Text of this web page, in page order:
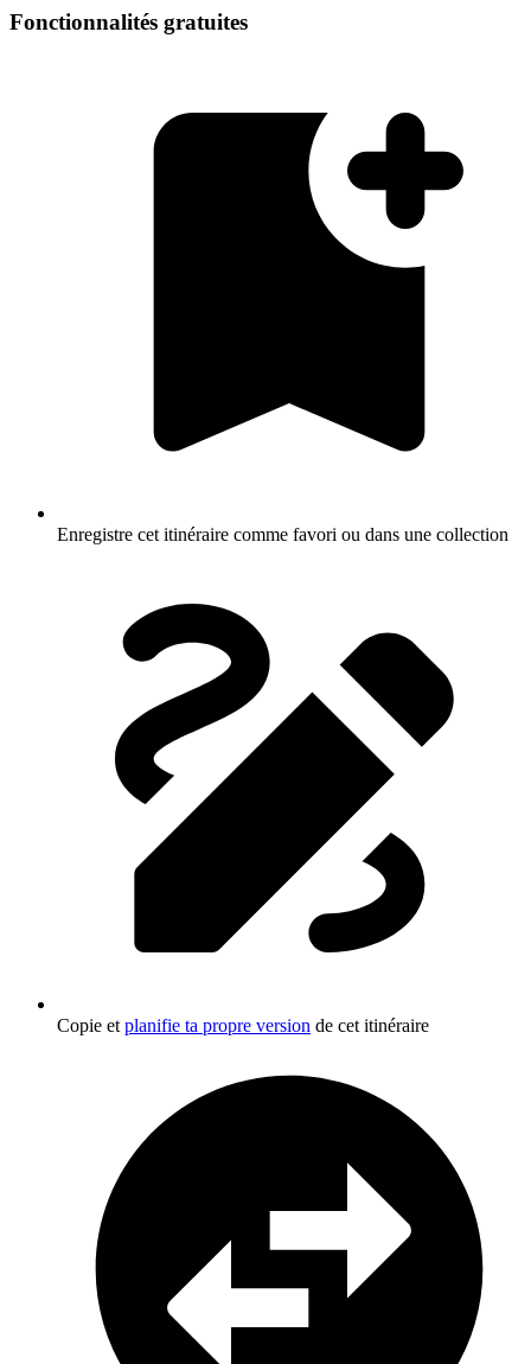
Fonctionnalités gratuites
Enregistre cet itinéraire comme favori ou dans une collection
Copie et planifie ta propre version de cet itinéraire